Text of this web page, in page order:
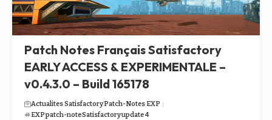
Patch Notes Français Satisfactory
EARLY ACCESS & EXPERIMENTALE –
v0.4.3.0 – Build 165178
Actualites SatisfactoryPatch-Notes EXP
EXPpatch-noteSatisfactoryupdate 4